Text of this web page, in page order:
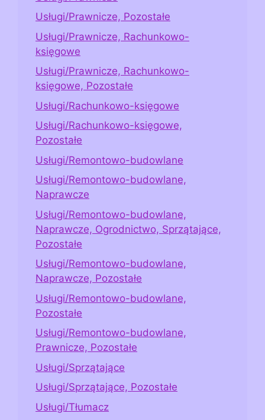
Usługi/Prawnicze, Pozostałe
Usługi/Prawnicze, Rachunkowo-
księgowe
Usługi/Prawnicze, Rachunkowo-
księgowe, Pozostałe
Usługi/Rachunkowo-księgowe
Usługi/Rachunkowo-księgowe,
Pozostałe
Usługi/Remontowo-budowlane
Usługi/Remontowo-budowlane,
Naprawcze
Usługi/Remontowo-budowlane,
Naprawcze, Ogrodnictwo, Sprzątające,
Pozostałe
Usługi/Remontowo-budowlane,
Naprawcze, Pozostałe
Usługi/Remontowo-budowlane,
Pozostałe
Usługi/Remontowo-budowlane,
Prawnicze, Pozostałe
Usługi/Sprzątające
Usługi/Sprzątające, Pozostałe
Usługi/Tłumacz